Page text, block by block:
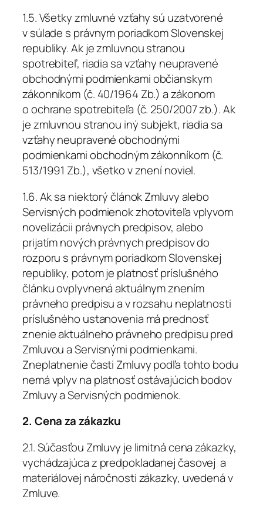
1.5. Všetky zmluvné vzťahy sú uzatvorené
v súlade s právnym poriadkom Slovenskej
republiky. Ak je zmluvnou stranou
spotrebiteľ, riadia sa vzťahy neupravené
obchodnými podmienkami občianskym
zákonníkom (č. 40/1964 Zb.) a zákonom
o ochrane spotrebiteľa (č. 250/2007 zb.). Ak
je zmluvnou stranou iný subjekt, riadia sa
vzťahy neupravené obchodnými
podmienkami obchodným zákonníkom (č.
513/1991 Zb.), všetko v znení noviel.
1.6. Ak sa niektorý článok Zmluvy alebo
Servisných podmienok zhotoviteľa vplyvom
novelizácii právnych predpisov, alebo
prijatím nových právnych predpisov do
rozporu s právnym poriadkom Slovenskej
republiky, potom je platnosť príslušného
článku ovplyvnená aktuálnym znením
právneho predpisu a v rozsahu neplatnosti
príslušného ustanovenia má prednosť
znenie aktuálneho právneho predpisu pred
Zmluvou a Servisnými podmienkami.
Zneplatnenie časti Zmluvy podľa tohto bodu
nemá vplyv na platnosť ostávajúcich bodov
Zmluvy a Servisných podmienok.
2. Cena za zákazku
2.1. Súčasťou Zmluvy je limitná cena zákazky,
vychádzajúca z predpokladanej časovej a
materiálovej náročnosti zákazky, uvedená v
Zmluve.